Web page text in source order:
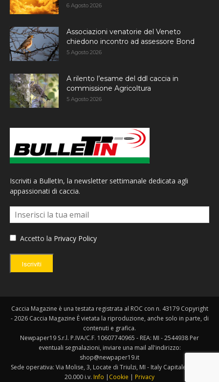
6 Agosto 2026
Associazioni venatorie del Veneto
chiedono incontro ad assessore Bond
5 Agosto 2026
A rilento l’esame del ddl caccia in
commissione Agricoltura
5 Agosto 2026
Iscriviti a BulletIn, la newsletter settimanale dedicata agli
appassionati di caccia.
Accetto la Privacy Policy
Iscriviti
Caccia Magazine è una testata registrata al ROC con n. 43179 Copyright
- 2026 Caccia Magazine È vietata la riproduzione, anche solo in parte, di
contenuti e grafica.
Newpaper19 S.r.l. P.IVA/C.F. 10607740965 - REA: MI - 2544938 Per
eventuali segnalazioni, inviare una mail all'indirizzo:
shop@newpaper19.it
Sede operativa: Via Molise, 3, Locate di Triulzi, MI - Italy Capitale Sociale:
20.000 i.v. Info | Cookie | Privacy